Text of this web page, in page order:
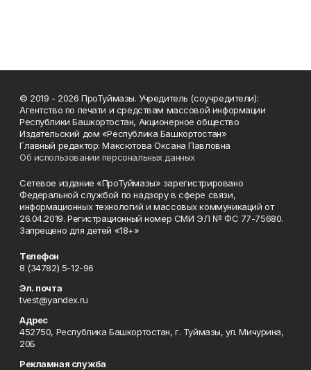
© 2019 - 2026 ПроТуймазы. Учредитель (соучредители):
Агентство по печати и средствам массовой информации
Республики Башкортостан, Акционерное общество
Издательский дом «Республика Башкортостан»
Главный редактор: Максютова Оксана Павловна
Об использовании персональных данных
Сетевое издание «ПроТуймазы» зарегистрировано
Федеральной службой по надзору в сфере связи,
информационных технологий и массовых коммуникаций от
26.04.2019. Регистрационный номер СМИ ЭЛ № ФС 77-75680.
Запрещено для детей «18+»
Телефон
8 (34782) 5-12-96
Эл. почта
tvest@yandex.ru
Адрес
452750, Республика Башкортостан, г. Туймазы, ул. Мичурина,
20Б
Рекламная служба